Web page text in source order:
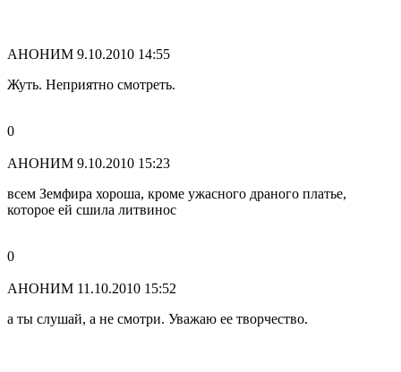
АНОНИМ 9.10.2010 14:55
Жуть. Неприятно смотреть.
0
АНОНИМ 9.10.2010 15:23
всем Земфира хороша, кроме ужасного драного платье,
которое ей сшила литвинос
0
АНОНИМ 11.10.2010 15:52
а ты слушай, а не смотри. Уважаю ее творчество.